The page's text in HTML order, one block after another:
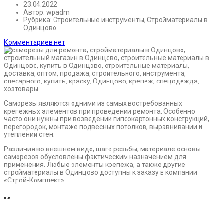
23.04.2022
Автор: wpadm
Рубрика: Строительные инструменты, Стройматериалы в
Одинцово
Комментариев нет
Саморезы являются одними из самых востребованных
крепежных элементов при проведении ремонта. Особенно
часто они нужны при возведении гипсокартонных конструкций,
перегородок, монтаже подвесных потолков, выравнивании и
утеплении стен.
Различия во внешнем виде, шаге резьбы, материале основы
саморезов обусловлены фактическим назначением для
применения. Любые элементы крепежа, а также другие
стройматериалы в Одинцово доступны к заказу в компании
«Строй-Комплект».